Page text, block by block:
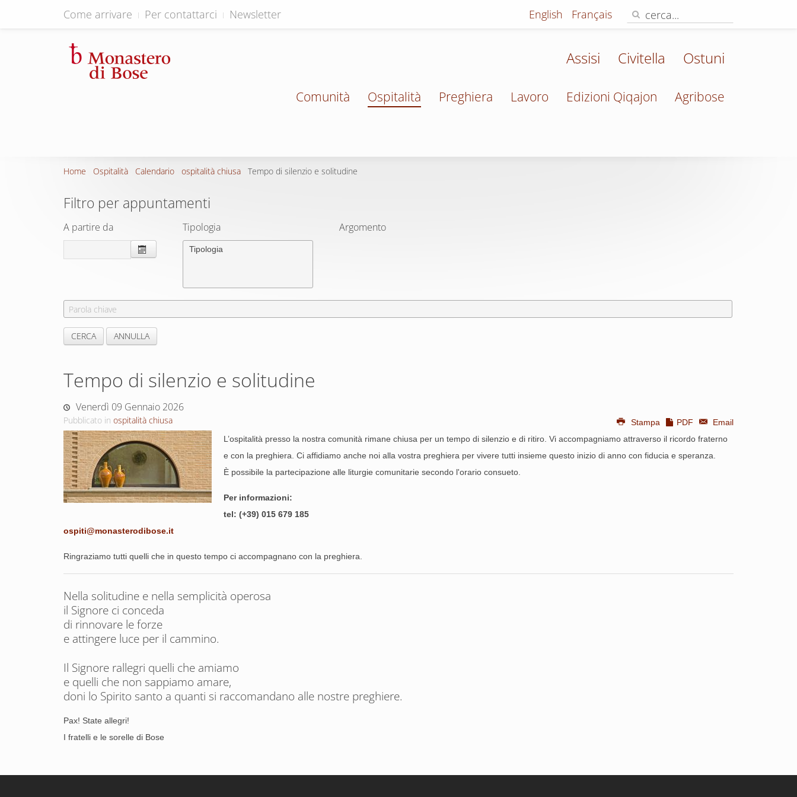
Come arrivare Per contattarci Newsletter English Français
Assisi Civitella Ostuni
Comunità Ospitalità Preghiera Lavoro Edizioni Qiqajon Agribose
Home Ospitalità Calendario ospitalità chiusa Tempo di silenzio e solitudine
Filtro per appuntamenti
A partire da Tipologia Argomento
Tempo di silenzio e solitudine
Venerdì 09 Gennaio 2026
Pubblicato in ospitalità chiusa Stampa PDF
Email
L’ospitalità presso la nostra comunità rimane chiusa per un tempo di silenzio e di ritiro. Vi accompagniamo attraverso il ricordo fraterno
e con la preghiera. Ci affidiamo anche noi alla vostra preghiera per vivere tutti insieme questo inizio di anno con fiducia e speranza.
È possibile la partecipazione alle liturgie comunitarie secondo l'orario consueto.
Per informazioni:
tel: (+39) 015 679 185
ospiti@monasterodibose.it
Ringraziamo tutti quelli che in questo tempo ci accompagnano con la preghiera.
Nella solitudine e nella semplicità operosa
il Signore ci conceda
di rinnovare le forze
e attingere luce per il cammino.
Il Signore rallegri quelli che amiamo
e quelli che non sappiamo amare,
doni lo Spirito santo a quanti si raccomandano alle nostre preghiere.
Pax! State allegri!
I fratelli e le sorelle di Bose